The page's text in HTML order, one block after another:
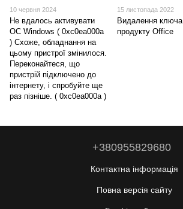
10 червня 2024
Не вдалось активувати
ОС Windows ( 0xc0ea000a
) Схоже, обладнання на
цьому пристрої змінилося.
Переконайтеся, що
пристрій підключено до
інтернету, і спробуйте ще
раз пізніше. ( 0xc0ea000a )
15 листопада 2022
Видалення ключа
продукту Office
+380955829680
Контактна інформація
Повна версія сайту